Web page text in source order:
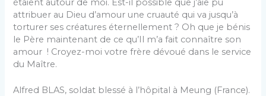
attribuer au Dieu d’amour une cruauté qui va jusqu’à
torturer ses créatures éternellement ? Oh que je bénis
le Père maintenant de ce qu’Il m’a fait connaître son
amour ! Croyez-moi votre frère dévoué dans le service
du Maître.
Alfred BLAS, soldat blessé à l’hôpital à Meung (France).